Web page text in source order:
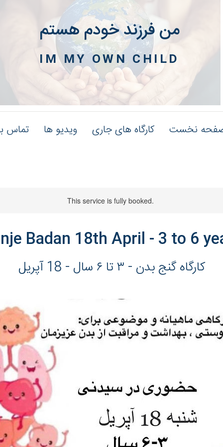
من فرزند خودم هستم
IM MY OWN CHILD
تماس ویدیو ها کارگاه های جاری نخست
This service is fully booked.
Badan 18th April - 3 to 6
کارگاه گنج بدن - ٣ تا ۶ سال - 18 آپریل